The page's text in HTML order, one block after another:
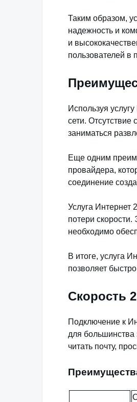
Таким образом,
надежность и
и
пользователей в
Используя
сети. Отсутствие
заниматься
Еще одним
провайдера,
соединение
Услуга Интернет
потери
необходимо
В итоге, услуга
позволяет
Скорость
Подключение к
для большинства
читать почту,